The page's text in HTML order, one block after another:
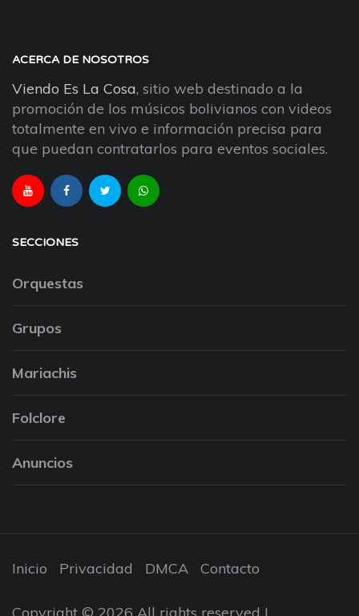
ACERCA DE NOSOTROS
Viendo Es La Cosa, sitio web destinado a la
promoción de los músicos bolivianos con videos
totalmente en vivo e información precisa para
que puedan contratarlos para eventos sociales.
SECCIONES
Orquestas
Grupos
Mariachis
Folclore
Anuncios
Inicio Privacidad DMCA Contacto